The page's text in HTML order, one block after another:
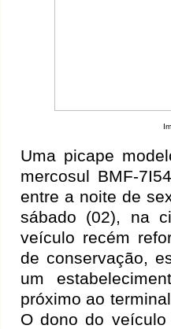
Uma picape
mercosul BMF-
entre a noite de
sábado (02), na
veículo recém
de conservação,
um
próximo ao
O dono do